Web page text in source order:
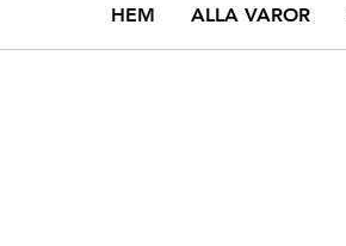
HEM ALLA VAROR